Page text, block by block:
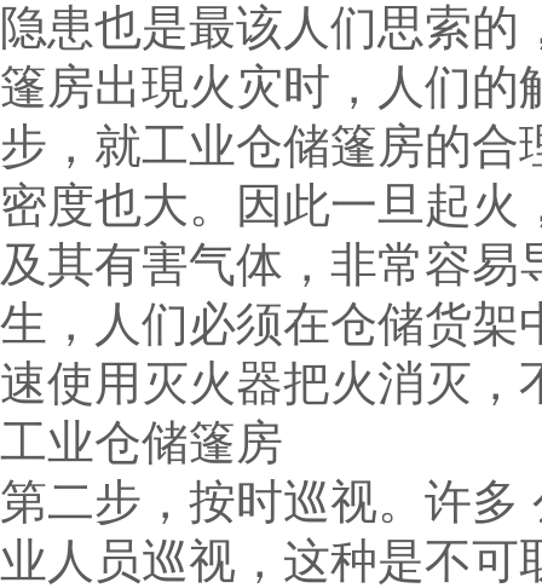
隐患也是最该人们思索
篷房出現火灾时，人们
步，就工业仓储篷房的合
密度也大。因此一旦起
及其有害气体，非常容
生，人们必须在仓储货架
速使用灭火器把火消灭，
工业仓储篷房
第二步，按时巡视。许
业人员巡视，这种是不